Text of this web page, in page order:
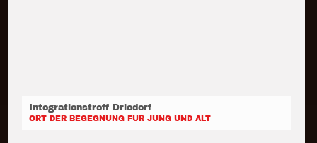
Integrationstreff Driedorf
ORT DER BEGEGNUNG FÜR JUNG UND ALT